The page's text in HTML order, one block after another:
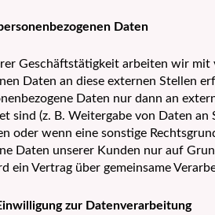
Daten
Geschäftstätigkeit arbeiten wir
Daten an diese externen Stellen
Daten nur dann an
sind (z. B. Weitergabe von Daten
oder wenn eine sonstige
Daten unserer Kunden nur auf
ein Vertrag über gemeinsame
zur Datenverarbeitung